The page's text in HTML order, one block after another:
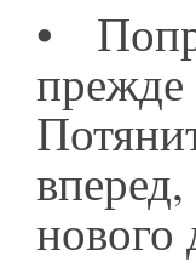
•
прежде
нового